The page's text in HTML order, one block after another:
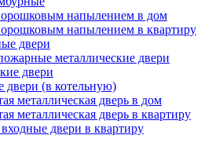
напылением в дом
напылением в квартиру
двери
металлические двери
двери
двери (в котельную)
металлическая дверь в дом
металлическая дверь в квартиру
двери в квартиру